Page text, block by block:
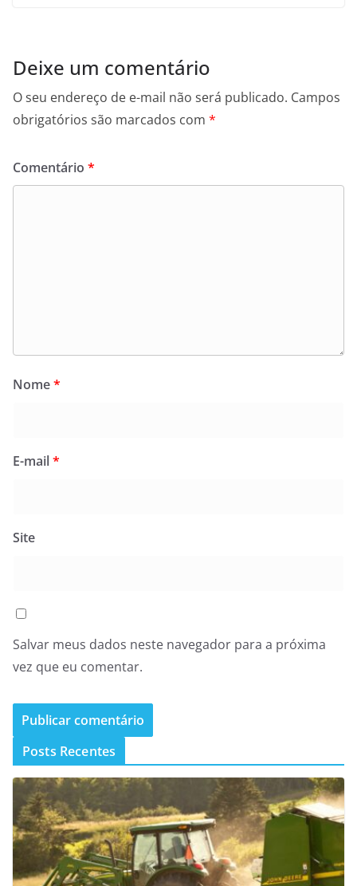
Deixe um comentário
O seu endereço de e-mail não será publicado. Campos
obrigatórios são marcados com *
Comentário *
Nome*
E-mail*
Site
Salvar meus dados neste navegador para a próxima
vez que eu comentar.
Posts Recentes